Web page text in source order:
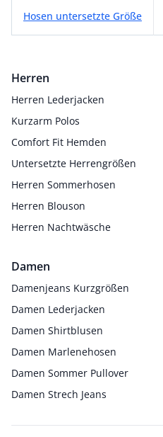
Hosen untersetzte Größe
Herren
Herren Lederjacken
Kurzarm Polos
Comfort Fit Hemden
Untersetzte Herrengrößen
Herren Sommerhosen
Herren Blouson
Herren Nachtwäsche
Damen
Damenjeans Kurzgrößen
Damen Lederjacken
Damen Shirtblusen
Damen Marlenehosen
Damen Sommer Pullover
Damen Strech Jeans